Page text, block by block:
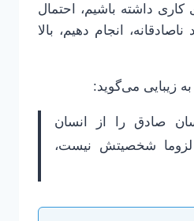
کاری داشته باشیم، احتمال
انجام دهیم، بالا
زیبایی می‌گوید:
صادق را از انسان
لزوما شخصیتش نیست،